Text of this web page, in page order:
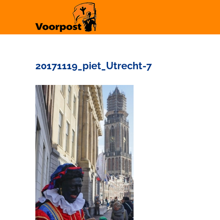
20171119_piet_Utrecht-7